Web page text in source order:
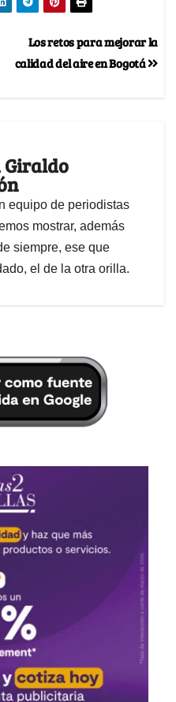
Los retos para mejorar la
calidad del aire en Bogotá
equipo de periodistas
mostrar, además
siempre, ese que
el de la otra orilla.